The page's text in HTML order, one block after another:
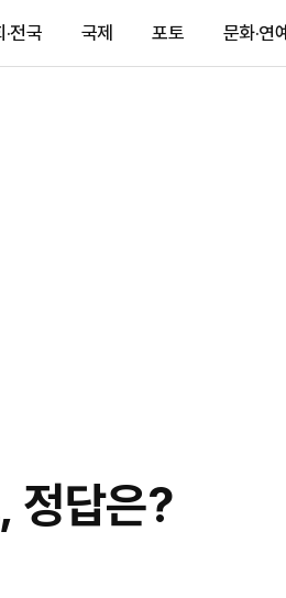
·전국 국제 포토 문화·연예
정답은?